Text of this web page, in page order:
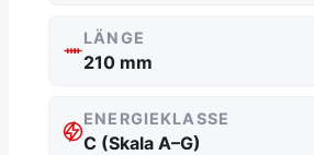
LÄNGE
210 mm
ENERGIEKLASSE
C (Skala A–G)